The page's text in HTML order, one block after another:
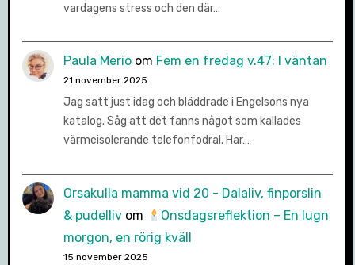
vardagens stress och den där…
Paula Merioom Fem en fredag v.47: I väntan
21 november 2025
Jag satt just idag och bläddrade i Engelsons nya
katalog. Såg att det fanns något som kallades
värmeisolerande telefonfodral. Har…
Orsakulla mamma vid 20 - Dalaliv, finporslin
& pudellivom
Onsdagsreflektion – En lugn
morgon, en rörig kväll
15 november 2025